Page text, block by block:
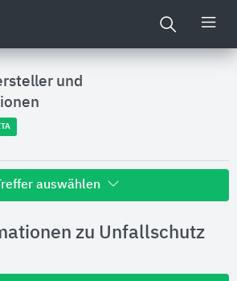
und
Treffer auswählen
zu Unfallschutz